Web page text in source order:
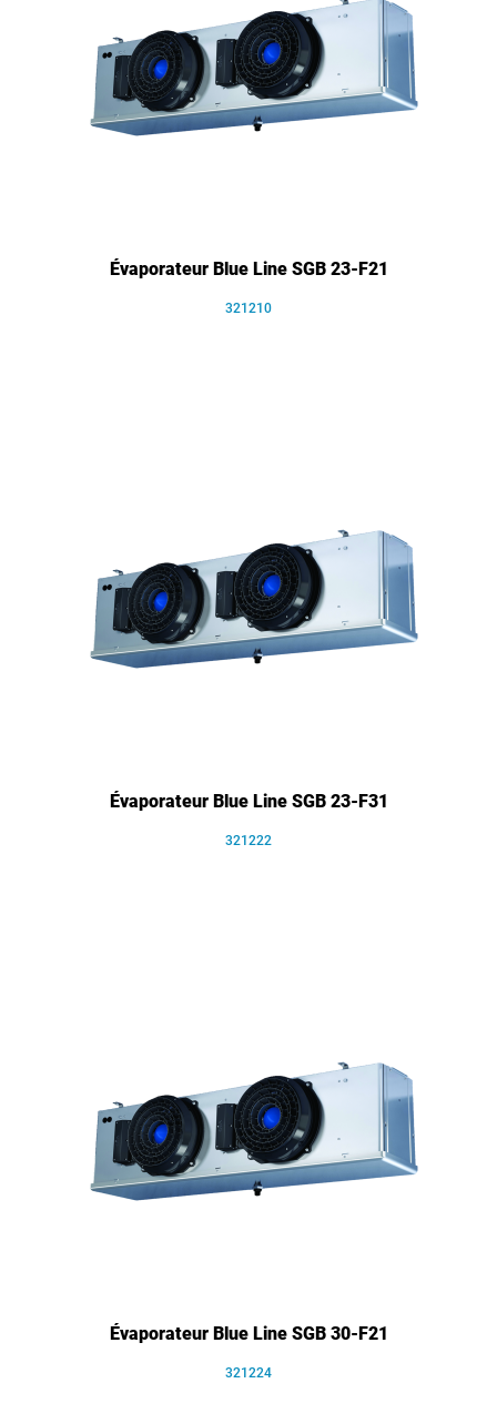
Évaporateur Blue Line SGB 23-F21
321210
Évaporateur Blue Line SGB 23-F31
321222
Évaporateur Blue Line SGB 30-F21
321224